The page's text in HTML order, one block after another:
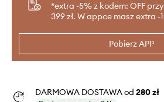
*extra -5% z kodem: OFF
399 zł. W appce masz extra -
Pobierz APP
DARMOWA DOSTAWA od 280 zł